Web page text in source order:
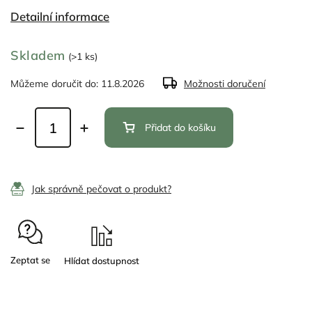
Detailní informace
Skladem (>1 ks)
Můžeme doručit do: 11.8.2026 Možnosti doručení
Přidat do košíku
Jak správně pečovat o produkt?
Zeptat se